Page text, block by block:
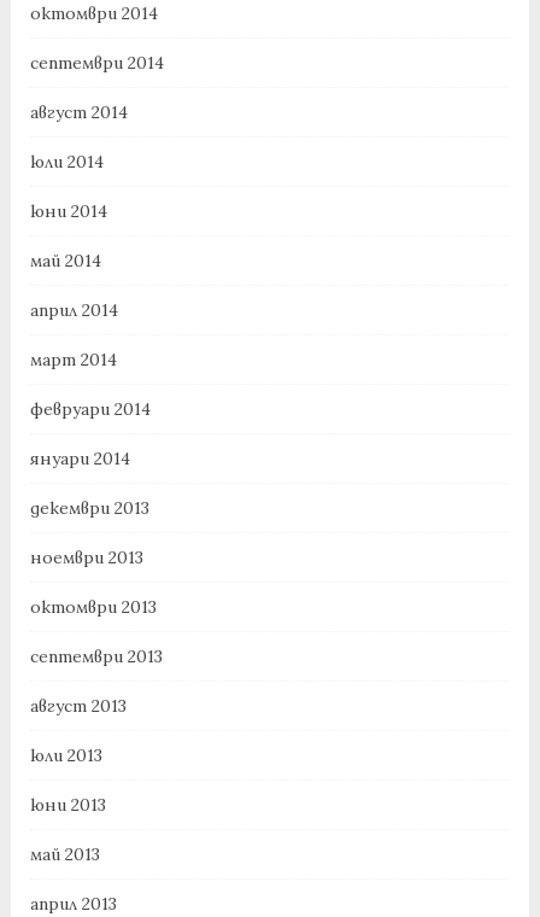
октомври 2014
септември 2014
август 2014
юли 2014
юни 2014
май 2014
април 2014
март 2014
февруари 2014
януари 2014
декември 2013
ноември 2013
октомври 2013
септември 2013
август 2013
юли 2013
юни 2013
май 2013
април 2013